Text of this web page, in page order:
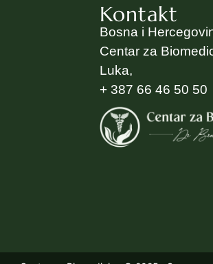
Kontakt
Bosna i
Centar za
Luka,
+ 387 66 46 50 50